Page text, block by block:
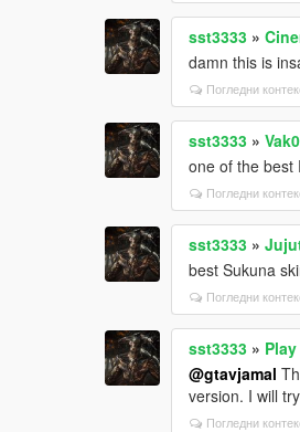
sst3333 »
damn this is
Погледни
sst3333 »
one of the best
Погледни
sst3333 »
best Sukuna
Погледни
sst3333 »
@gtavjamal
version. I will
Погледни